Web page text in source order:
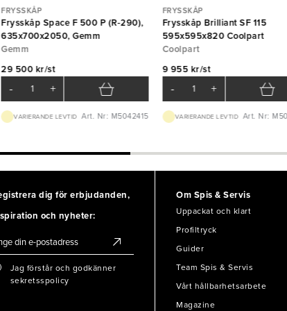
FRYSSKÅP
Frysskåp Space F 500 P (R-290),
635x700x2050, Gemm
Gemm
29 500 kr/st
- +
VARIERANDE LEVTID Art. Nr: M5042415
FRYSSKÅP
Frysskåp Brilliant SF 115
595x595x820 Coolpart
Coolpart
9 955 kr/st
- +
VARIERANDE LEVTID Art. Nr:
dig för erbjudanden,
och nyheter:
Jag förstår och godkänner
sekretsspolicy
Om Spis & Servis
Uppackat och klart
Profiltryck
Guider
Team Spis & Servis
Vårt hållbarhetsarbete
Magazine